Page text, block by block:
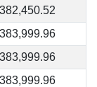
382,450.52
383,999.96
383,999.96
383,999.96